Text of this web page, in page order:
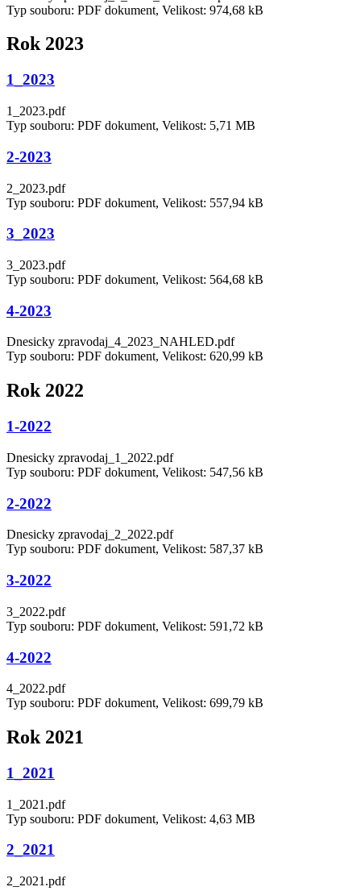
Typ souboru: PDF dokument, Velikost: 974,68 kB
Rok 2023
1_2023
1_2023.pdf
Typ souboru: PDF dokument, Velikost: 5,71 MB
2-2023
2_2023.pdf
Typ souboru: PDF dokument, Velikost: 557,94 kB
3_2023
3_2023.pdf
Typ souboru: PDF dokument, Velikost: 564,68 kB
4-2023
Dnesicky zpravodaj_4_2023_NAHLED.pdf
Typ souboru: PDF dokument, Velikost: 620,99 kB
Rok 2022
1-2022
Dnesicky zpravodaj_1_2022.pdf
Typ souboru: PDF dokument, Velikost: 547,56 kB
2-2022
Dnesicky zpravodaj_2_2022.pdf
Typ souboru: PDF dokument, Velikost: 587,37 kB
3-2022
3_2022.pdf
Typ souboru: PDF dokument, Velikost: 591,72 kB
4-2022
4_2022.pdf
Typ souboru: PDF dokument, Velikost: 699,79 kB
Rok 2021
1_2021
1_2021.pdf
Typ souboru: PDF dokument, Velikost: 4,63 MB
2_2021
2_2021.pdf